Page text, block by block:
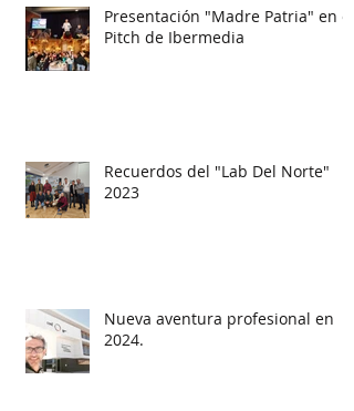
Presentación "Madre Patria" en el
Pitch de Ibermedia
Recuerdos del "Lab Del Norte"
2023
Nueva aventura profesional en
2024.